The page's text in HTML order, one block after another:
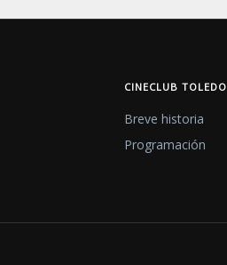
CINECLUB TOLEDO
Breve historia
Programación